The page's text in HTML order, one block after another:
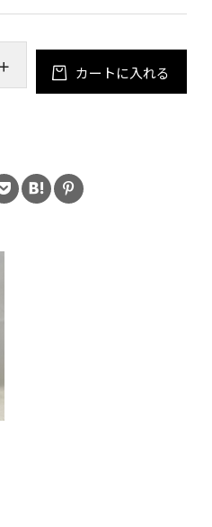
カートに入れる